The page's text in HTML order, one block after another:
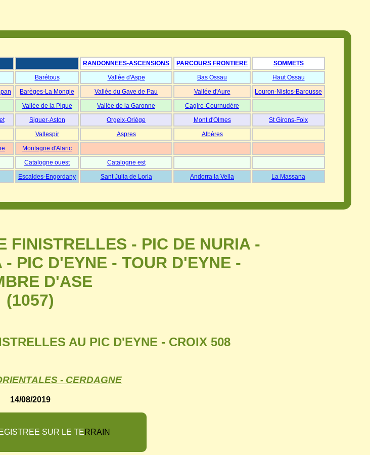
RANDONNEES-ASCENSIONS PARCOURS FRONTIERE
SOMMETS
Barétous Vallée d'Aspe Bas Ossau
Haut Ossau
Barèges-La Mongie Vallée du Gave de Pau Vallée d'Aure
Louron-Nistos-Barousse
Vallée de la Pique Vallée de la Garonne
Cagire-Cournudère
Siguer-Aston Orgeix-Oriège Mont d'Olmes
St Girons-Foix
Vallespir Aspres
Albères
Montagne d'Alaric
Catalogne ouest
Catalogne est
Escaldes-Engordany Sant Julia de Loria Andorra la Vella La Massana
FINISTRELLES - PIC DE NURIA -
PIC D'EYNE - TOUR D'EYNE -
D'ASE
(1057)
AU PIC D'EYNE - CROIX 508
- CERDAGNE
14/08/2019
EG STREE SUR LE TERRA N